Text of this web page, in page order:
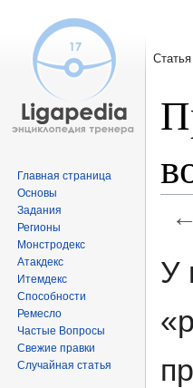
←
ккУ
Статья
Главная страница
Основы
Задания
Регионы
Монстродекс
Атакдекс
Итемдекс
Способности
Ремесло
Частые Вопросы
Свежие правки
Случайная статья